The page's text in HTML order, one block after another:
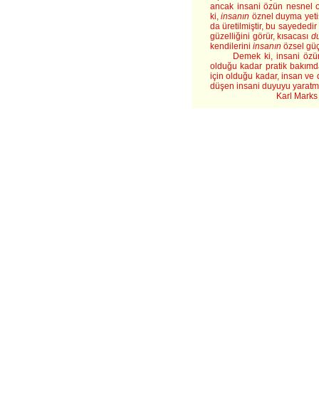
ancak insani özün nesnel
ki,insanın öznel duyma
da üretilmiştir, bu
güzelliğini görür, kısacası
kendilerini insanın özsel
Demek ki, insani özün
olduğu kadar pratik
için olduğu kadar, insan ve
düşen insani duyuyu
Karl Marks